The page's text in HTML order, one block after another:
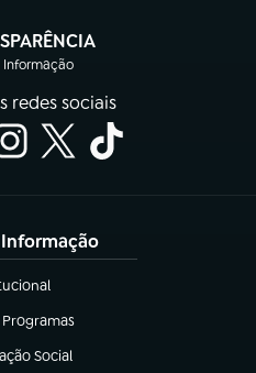
Informação
(abre em nova aba)
redes sociais
em nova aba)
nova aba)
Social
nova aba)